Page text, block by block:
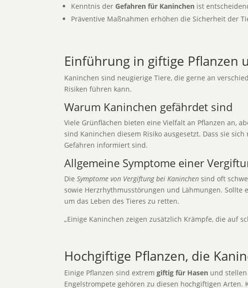
Kenntnis der Gefahren für Kaninchen ist
Präventive Maßnahmen erhöhen die Sicherheit der
Einführung in giftige Pflanzen
Kaninchen sind neugierige Tiere, die gerne an
Risiken führen kann.
Warum Kaninchen gefährdet sind
Viele Grünflächen bieten eine Vielfalt an Pflanzen an,
sind Kaninchen diesem Risiko ausgesetzt. Dass sie
Gefahren informiert sind.
Allgemeine Symptome einer
Die Symptome von Vergiftung bei Kaninchen sind oft
sowie Herzrhythmusstörungen und Lähmungen.
um das Leben des Tieres zu retten.
„Einige Kaninchen zeigen zusätzlich Krämpfe, die auf
Hochgiftige Pflanzen, die
Einige Pflanzen sind extrem giftig für Hasen und
Engelstrompete gehören zu diesen hochgiftigen